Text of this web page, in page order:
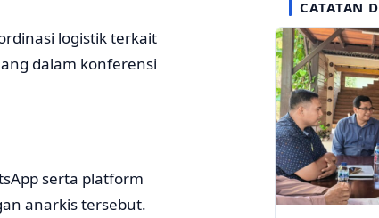
logistik terkait
dalam konferensi
serta platform
anarkis tersebut.
CATATAN